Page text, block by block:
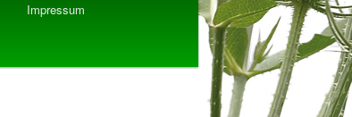
Impressum